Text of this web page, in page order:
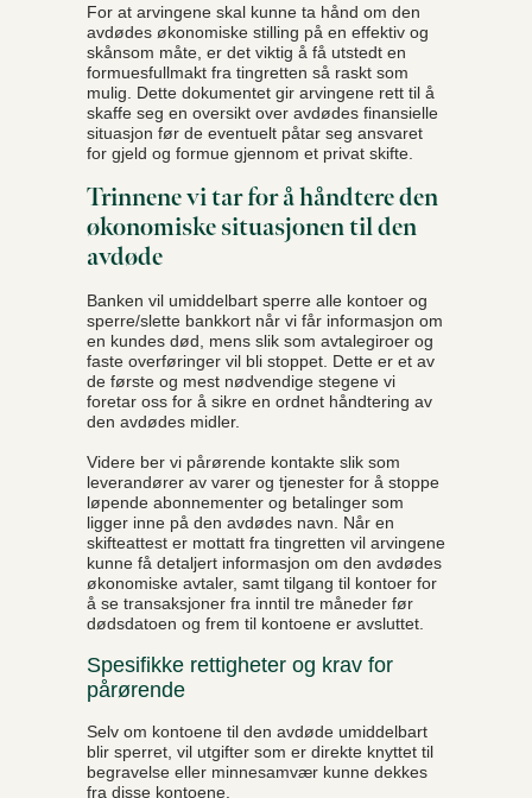
For at arvingene skal kunne ta hånd om den
avdødes økonomiske stilling på en effektiv og
skånsom måte, er det viktig å få utstedt en
formuesfullmakt fra tingretten så raskt som
mulig. Dette dokumentet gir arvingene rett til å
skaffe seg en oversikt over avdødes finansielle
situasjon før de eventuelt påtar seg ansvaret
for gjeld og formue gjennom et privat skifte.
Trinnene vi tar for å håndtere den
økonomiske situasjonen til den
avdøde
Banken vil umiddelbart sperre alle kontoer og
sperre/slette bankkort når vi får informasjon om
en kundes død, mens slik som avtalegiroer og
faste overføringer vil bli stoppet. Dette er et av
de første og mest nødvendige stegene vi
foretar oss for å sikre en ordnet håndtering av
den avdødes midler.
Videre ber vi pårørende kontakte slik som
leverandører av varer og tjenester for å stoppe
løpende abonnementer og betalinger som
ligger inne på den avdødes navn. Når en
skifteattest er mottatt fra tingretten vil arvingene
kunne få detaljert informasjon om den avdødes
økonomiske avtaler, samt tilgang til kontoer for
å se transaksjoner fra inntil tre måneder før
dødsdatoen og frem til kontoene er avsluttet.
Spesifikke rettigheter og krav for
pårørende
Selv om kontoene til den avdøde umiddelbart
blir sperret, vil utgifter som er direkte knyttet til
begravelse eller minnesamvær kunne dekkes
fra disse kontoene.